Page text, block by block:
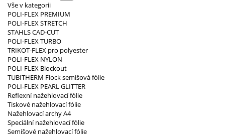
Vše v kategorii
POLI-FLEX PREMIUM
POLI-FLEX STRETCH
STAHLS CAD-CUT
POLI-FLEX TURBO
TRIKOT-FLEX pro polyester
POLI-FLEX NYLON
POLI-FLEX Blockout
TUBITHERM Flock semišová fólie
POLI-FLEX PEARL GLITTER
Reflexní nažehlovací fólie
Tiskové nažehlovací fólie
Nažehlovací archy A4
Speciální nažehlovací fólie
Semišové nažehlovací fólie